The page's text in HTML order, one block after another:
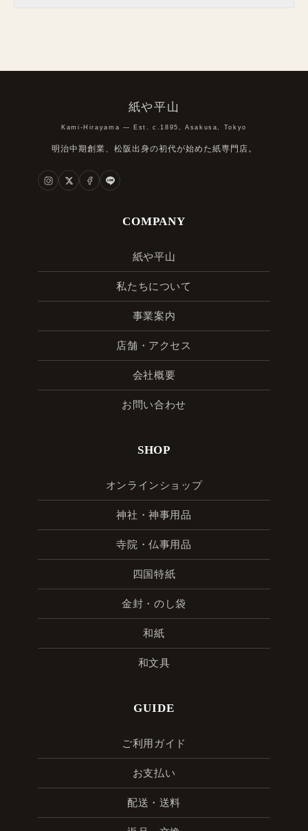
紙や平山
Kami-Hirayama — Est. c.1895, Asakusa, Tokyo
明治中期創業、松阪出身の初代が始めた紙専門店。
COMPANY
紙や平山
私たちについて
事業案内
店舗・アクセス
会社概要
お問い合わせ
SHOP
オンラインショップ
神社・神事用品
寺院・仏事用品
四国特紙
金封・のし袋
和紙
和文具
GUIDE
ご利用ガイド
お支払い
配送・送料